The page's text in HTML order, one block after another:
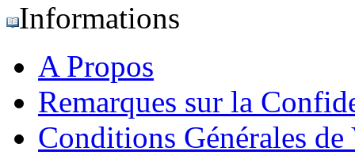
Informations
A Propos
Remarques sur la
Conditions Générales de